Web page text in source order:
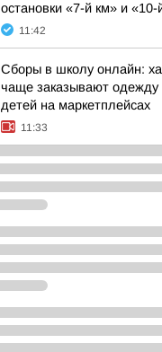
остановки «7-й км» и
11:42
Сборы в школу онлайн:
чаще заказывают
детей на маркетплейсах
11:33